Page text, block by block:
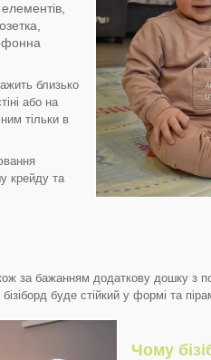
близько
або на
тільки в
крейду та
за бажанням додаткову дошку з
буде стійкий у формі та
Чому